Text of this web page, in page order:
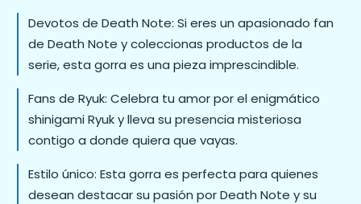
Devotos de Death Note: Si eres un apasionado fan
de Death Note y coleccionas productos de la
serie, esta gorra es una pieza imprescindible.
Fans de Ryuk: Celebra tu amor por el enigmático
shinigami Ryuk y lleva su presencia misteriosa
contigo a donde quiera que vayas.
Estilo único: Esta gorra es perfecta para quienes
desean destacar su pasión por Death Note y su